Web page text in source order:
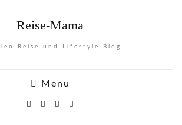
Reise-Mama
Reise und Lifestyle Blog
Menu